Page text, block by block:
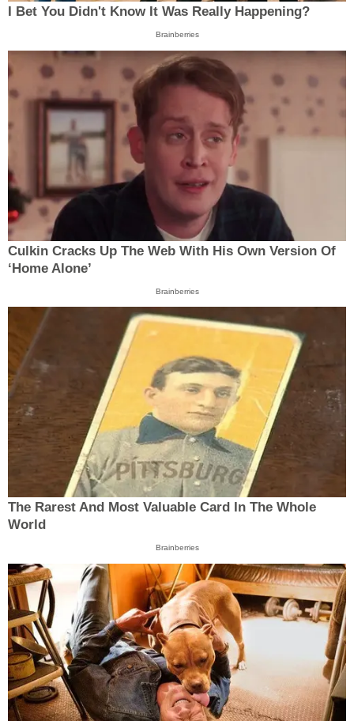
I Bet You Didn't Know It Was Really Happening?
Brainberries
Culkin Cracks Up The Web With His Own Version Of
‘Home Alone’
Brainberries
The Rarest And Most Valuable Card In The Whole
World
Brainberries